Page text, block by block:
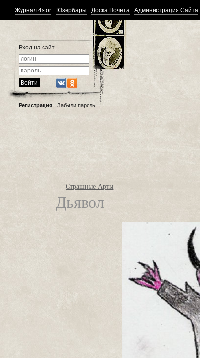
Журнал 4stor Юзербары Доска Почета Администрация Сайта
Вход на сайт
Регистрация Забыли пароль
Страшные Арты
Дьявол